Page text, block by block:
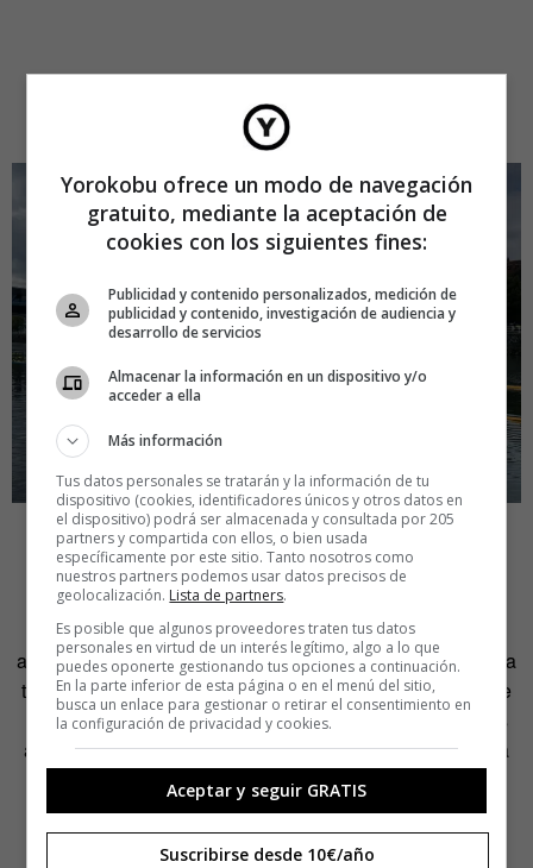
La Estropatada se ha extendido también a otros lugares.
Hubo Estropatada en Pamplona durante tres años y este
año ha llegado a Zaragoza. El Club de Natación Helios
celebró su centenario llevando el evento a la capital
aragonesa el 14 de junio y, visto el éxito, parece que podría
tener continuidad en el futuro. «Fue una maravilla, aunque
la organización fue más compleja en el Ebro, que es más
ancho», explica Renteria. «A los del club Helios les gusta
nuestra causa y hemos tejido una relación estrecha con
ellos».
Yorokobu ofrece un modo de navegación
gratuito, mediante la aceptación de
cookies con los siguientes fines:
Publicidad y contenido personalizados, medición de
publicidad y contenido, investigación de audiencia y
desarrollo de servicios
Almacenar la información en un dispositivo y/o
acceder a ella
Más información
Tus datos personales se tratarán y la información de tu
dispositivo (cookies, identificadores únicos y otros datos en
el dispositivo) podrá ser almacenada y consultada por 205
partners y compartida con ellos, o bien usada
específicamente por este sitio. Tanto nosotros como
nuestros partners podemos usar datos precisos de
geolocalización. Lista de partners.
Es posible que algunos proveedores traten tus datos
personales en virtud de un interés legítimo, algo a lo que
puedes oponerte gestionando tus opciones a continuación.
En la parte inferior de esta página o en el menú del sitio,
busca un enlace para gestionar o retirar el consentimiento en
la configuración de privacidad y cookies.
Aceptar y seguir GRATIS
Suscribirse desde 10€/año